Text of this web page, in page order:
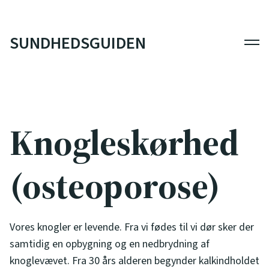
SUNDHEDSGUIDEN
Knogleskørhed
(osteoporose)
Vores knogler er levende. Fra vi fødes til vi dør sker der
samtidig en opbygning og en nedbrydning af
knoglevævet. Fra 30 års alderen begynder kalkindholdet